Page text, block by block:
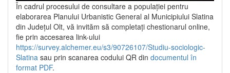
În cadrul procesului de consultare a populaţiei pentru
elaborarea Planului Urbanistic General al Municipiului Slatina
din Județul Olt, vă invităm să completați chestionarul online,
fie prin accesarea link-ului
https://survey.alchemer.eu/s3/90726107/Studiu-sociologic-
Slatina sau prin scanarea codului QR din documentul în
format PDF.